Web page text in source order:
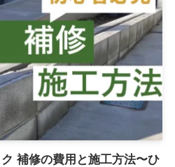
補修の費用と施工方法〜ひ